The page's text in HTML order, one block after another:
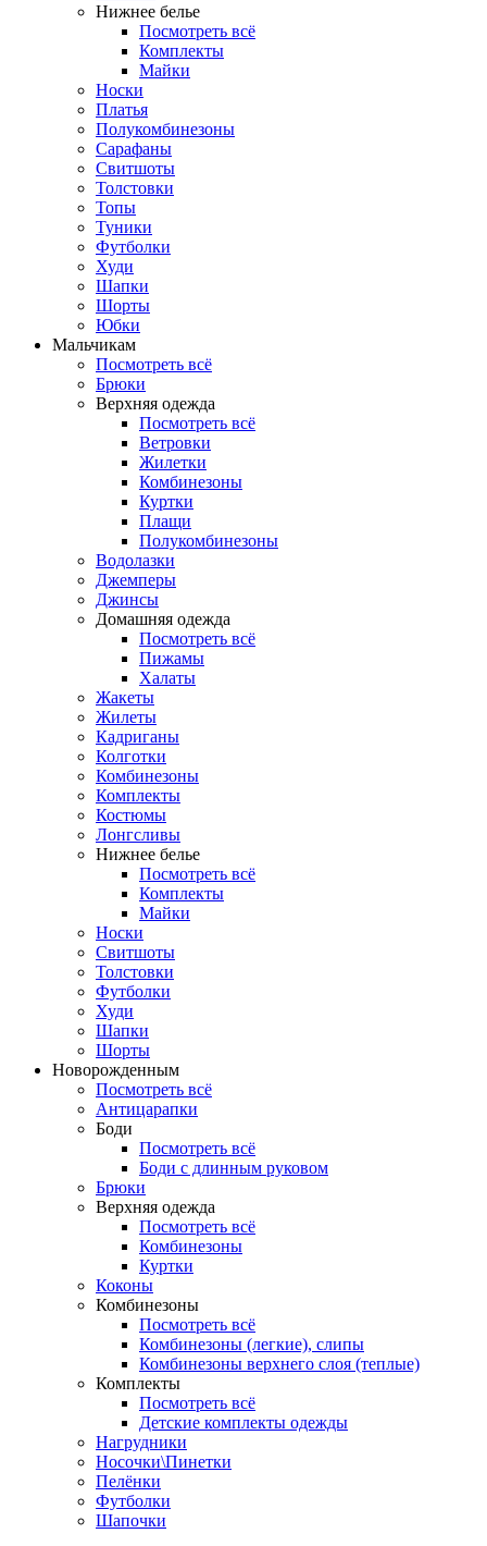
Нижнее белье
Посмотреть всё
Комплекты
Майки
Носки
Платья
Полукомбинезоны
Сарафаны
Свитшоты
Толстовки
Топы
Туники
Футболки
Худи
Шапки
Шорты
Юбки
Мальчикам
Посмотреть всё
Брюки
Верхняя одежда
Посмотреть всё
Ветровки
Жилетки
Комбинезоны
Куртки
Плащи
Полукомбинезоны
Водолазки
Джемперы
Джинсы
Домашняя одежда
Посмотреть всё
Пижамы
Халаты
Жакеты
Жилеты
Кадриганы
Колготки
Комбинезоны
Комплекты
Костюмы
Лонгсливы
Нижнее белье
Посмотреть всё
Комплекты
Майки
Носки
Свитшоты
Толстовки
Футболки
Худи
Шапки
Шорты
Новорожденным
Посмотреть всё
Антицарапки
Боди
Посмотреть всё
Боди с длинным руковом
Брюки
Верхняя одежда
Посмотреть всё
Комбинезоны
Куртки
Коконы
Комбинезоны
Посмотреть всё
Комбинезоны (легкие), слипы
Комбинезоны верхнего слоя (теплые)
Комплекты
Посмотреть всё
Детские комплекты одежды
Нагрудники
Носочки\Пинетки
Пелёнки
Футболки
Шапочки